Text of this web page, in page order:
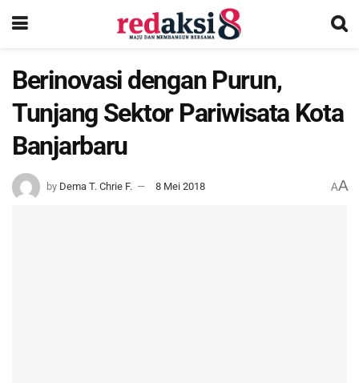
Berinovasi dengan Purun,
Tunjang Sektor Pariwisata Kota
Banjarbaru
by Dema T. Chrie F. 8 Mei 2018 AA